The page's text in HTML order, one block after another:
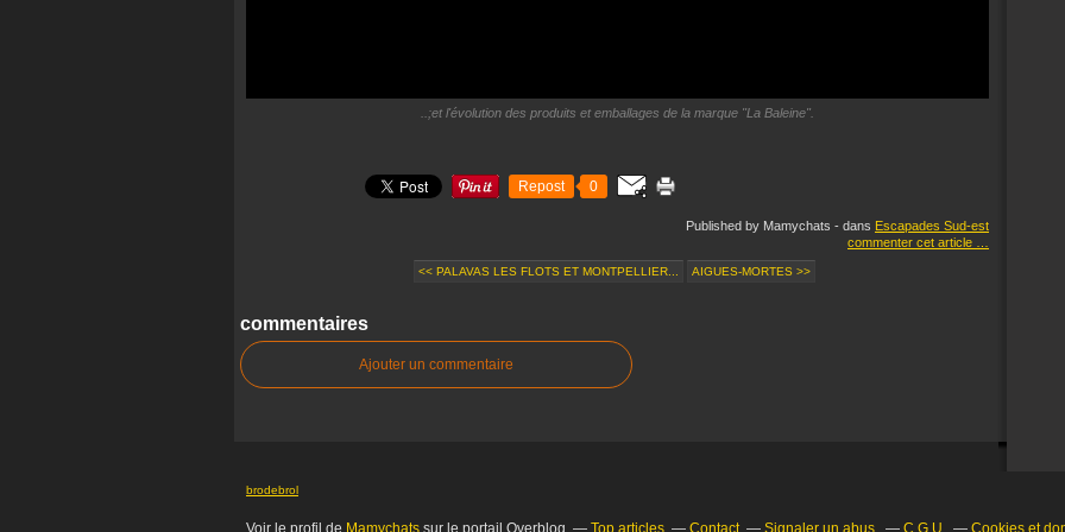
..;et l'évolution des produits et emballages de la marque "La Baleine".
Repost 0
Published by Mamychats - dans Escapades Sud-est
commenter cet article
<< PALAVAS LES FLOTS ET MONTPELLIER... AIGUES-MORTES >>
commentaires
Ajouter un commentaire
brodebrol
Voir le profil de Mamychatssur le portail Overblog Top articles Contact Signaler un abus C.G.U. Cookies et